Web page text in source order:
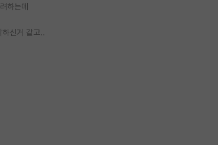
하는데
하신거 같고..